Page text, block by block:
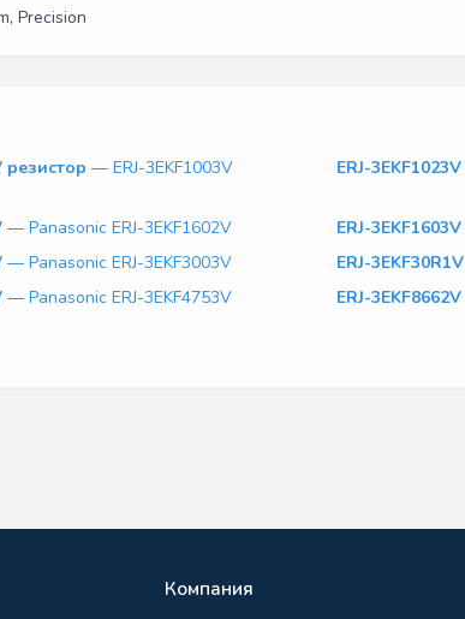
Precision
резистор — ERJ-3EKF1003V
ERJ-3EKF1023V
— Panasonic ERJ-3EKF1602V ERJ-3EKF1603V
— Panasonic ERJ-3EKF3003V ERJ-3EKF30R1V
— Panasonic ERJ-3EKF4753V ERJ-3EKF8662V
Компания